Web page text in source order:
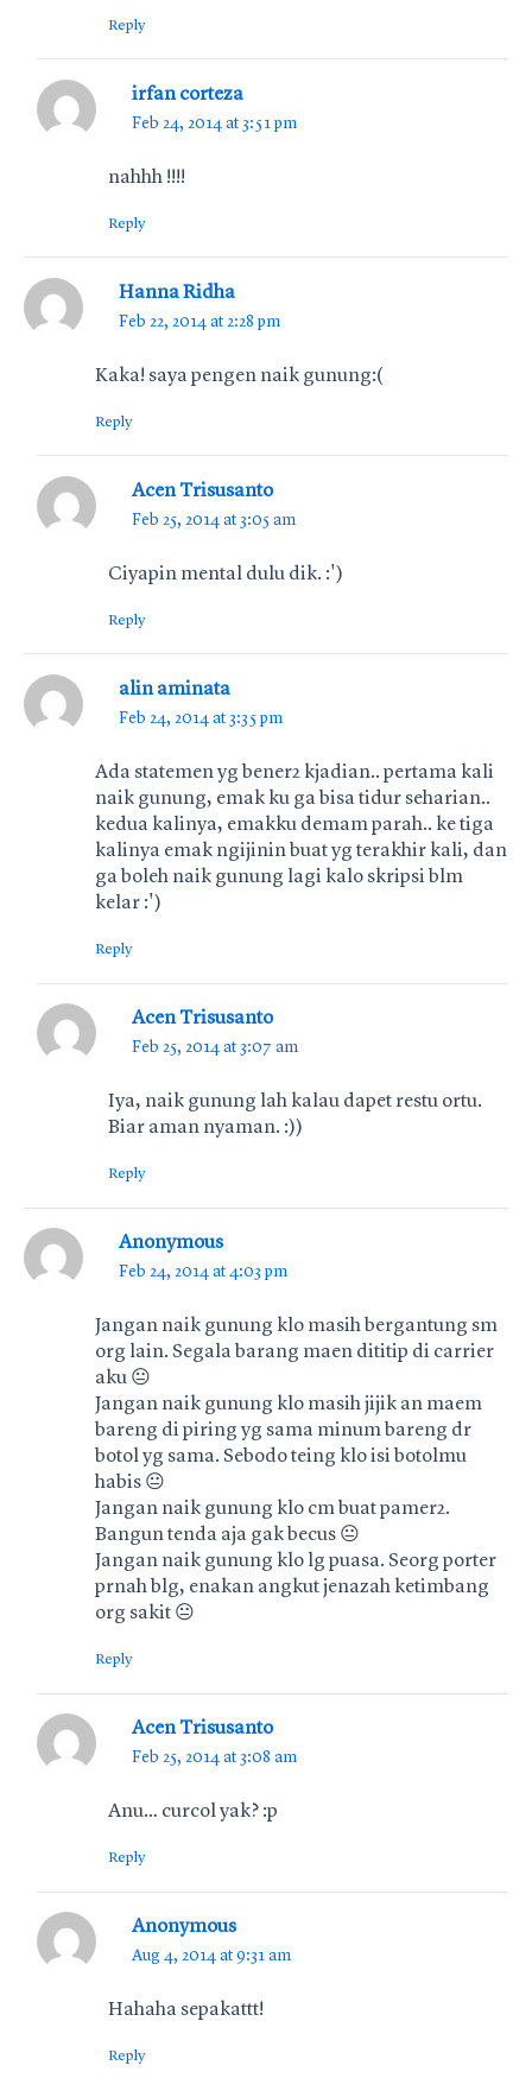
Reply
irfan corteza
Feb 24, 2014 at 3:51 pm
nahhh !!!!
Reply
Hanna Ridha
Feb 22, 2014 at 2:28 pm
Kaka! saya pengen naik gunung:(
Reply
Acen Trisusanto
Feb 25, 2014 at 3:05 am
Ciyapin mental dulu dik. :')
Reply
alin aminata
Feb 24, 2014 at 3:35 pm
Ada statemen yg bener2 kjadian.. pertama kali
naik gunung, emak ku ga bisa tidur seharian..
kedua kalinya, emakku demam parah.. ke tiga
kalinya emak ngijinin buat yg terakhir kali, dan
ga boleh naik gunung lagi kalo skripsi blm
kelar :')
Reply
Acen Trisusanto
Feb 25, 2014 at 3:07 am
Iya, naik gunung lah kalau dapet restu ortu.
Biar aman nyaman. :))
Reply
Anonymous
Feb 24, 2014 at 4:03 pm
Jangan naik gunung klo masih bergantung sm
org lain. Segala barang maen dititip di carrier
aku 😐
Jangan naik gunung klo masih jijik an maem
bareng di piring yg sama minum bareng dr
botol yg sama. Sebodo teing klo isi botolmu
habis 😐
Jangan naik gunung klo cm buat pamer2.
Bangun tenda aja gak becus 😐
Jangan naik gunung klo lg puasa. Seorg porter
prnah blg, enakan angkut jenazah ketimbang
org sakit 😐
Reply
Acen Trisusanto
Feb 25, 2014 at 3:08 am
Anu… curcol yak? :p
Reply
Anonymous
Aug 4, 2014 at 9:31 am
Hahaha sepakattt!
Reply